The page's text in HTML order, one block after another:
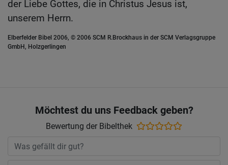
der Liebe Gottes, die in Christus Jesus ist,
unserem Herrn.
Elberfelder Bibel 2006, © 2006 SCM R.Brockhaus in der SCM Verlagsgruppe
GmbH, Holzgerlingen
Möchtest du uns Feedback geben?
Bewertung der Bibelthek